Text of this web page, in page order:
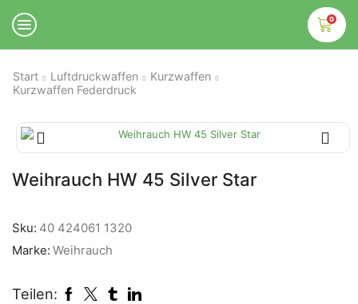
0
Start Luftdruckwaffen
Kurzwaffen
Kurzwaffen Federdruck
Weihrauch HW 45 Silver Star
Sku: 40 424061 1320
Marke: Weihrauch
Teilen: